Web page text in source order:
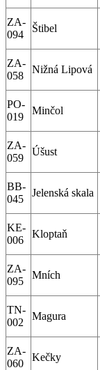
ZA-
094
Štibel
ZA-
058
Nižná Lipová
PO-
019
Minčol
ZA-
059
Úšust
BB-
045
Jelenská skala
KE-
006
Kloptaň
ZA-
095
Mních
TN-
002
Magura
ZA-
060
Kečky